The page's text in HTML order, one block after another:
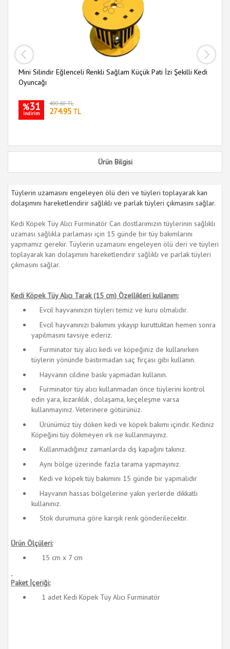
Mini Silindir Eğlenceli Renkli Sağlam Küçük Pati İzi Şekilli Kedi
Oyuncağı
%31
indirim
400.60 TL
274.95 TL
Ürün Bilgisi
Tüylerin uzamasını engeleyen ölü deri ve tüyleri toplayarak kan
dolaşımını hareketlendirir sağlıklı ve parlak tüyleri çıkmasını sağlar.
Kedi Köpek Tüy Alıcı Furminatör Can dostlarımızın tüylerinin sağlıklı
uzaması sağlıkla parlaması için 15 günde bir tüy bakımlarını
yapmamız gerekir. Tüylerin uzamasını engeleyen ölü deri ve tüyleri
toplayarak kan dolaşımını hareketlendirir sağlıklı ve parlak tüyleri
çıkmasını sağlar.
Kedi Köpek Tüy Alıcı Tarak (15 cm) Özellikleri kullanım:
Evcil hayvanınızın tüyleri temiz ve kuru olmalıdır.
Evcil hayvanınızı bakımını yıkayıp kuruttuktan hemen sonra
yapılmasını tavsiye ederiz.
Furminator tüy alıcı kedi ve köpeğiniz de kullanırken
tüylerin yönünde bastırmadan saç fırçası gibi kullanın.
Hayvanın cildine baskı yapmadan kullanın.
Furminator tüy alıcı kullanmadan önce tüylerini kontrol
edin yara, kızarıklık , dolaşama, keçeleşme varsa
kullanmayınız. Veterinere götürünüz.
Ürünümüz tüy döken kedi ve köpek bakımı içindir. Kediniz
Köpeğini tüy dökmeyen ırk ise kullanmayınız.
Kullanmadığınız zamanlarda diş kapağını takınız.
Aynı bölge üzerinde fazla tarama yapmayınız.
Kedi ve köpek tüy bakımını 15 günde bir yapmalıdır
Hayvanın hassas bölgelerine yakın yerlerde dikkatli
kullanınız.
Stok durumuna göre karışık renk gönderilecektir.
Ürün Ölçüleri:
15 cm x 7 cm
Paket İçeriği:
1 adet Kedi Köpek Tüy Alıcı Furminatör